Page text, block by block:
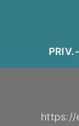
https://​